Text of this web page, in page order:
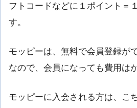
フトコードなどに１ポイント＝
す。
モッピーは、無料で会員登録が
なので、会員になっても費用は
モッピーに入会される方は、こ